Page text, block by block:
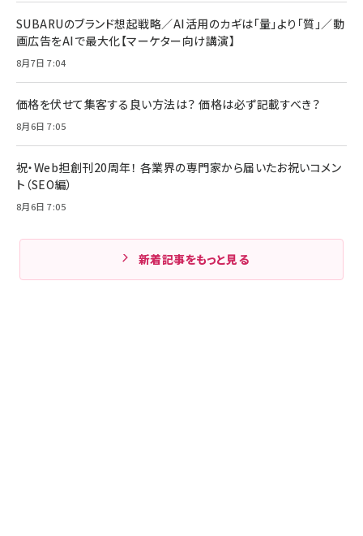
SUBARUのブランド想起戦略／AI活用のカギは「量」より「質」／動
画広告をAIで最大化【マーケター向け講演】
8月7日 7:04
価格を伏せて集客する良い方法は？ 価格は必ず記載すべき？
8月6日 7:05
祝・Web担創刊20周年！ 各業界の専門家から届いたお祝いコメン
ト（SEO編）
8月6日 7:05
新着記事をもっと見る